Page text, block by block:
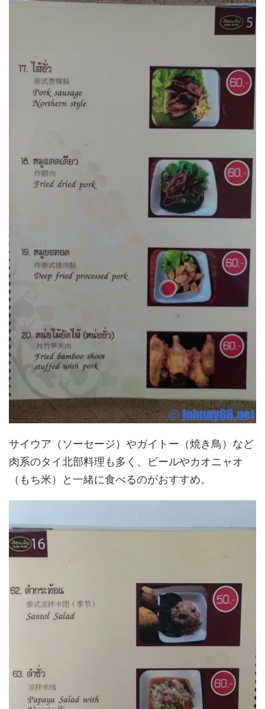
サイウア（ソーセージ）やガイトー（焼き鳥）など
肉系のタイ北部料理も多く、ビールやカオニャオ
（もち米）と一緒に食べるのがおすすめ。